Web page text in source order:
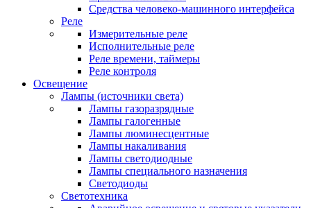
Средства человеко-машинного интерфейса
Реле
Измерительные реле
Исполнительные реле
Реле времени, таймеры
Реле контроля
Освещение
Лампы (источники света)
Лампы газоразрядные
Лампы галогенные
Лампы люминесцентные
Лампы накаливания
Лампы светодиодные
Лампы специального назначения
Светодиоды
Светотехника